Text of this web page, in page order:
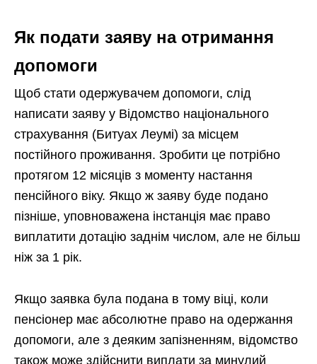
Як подати заяву на отримання
допомоги
Щоб стати одержувачем допомоги, слід
написати заяву у Відомство національного
страхування (Битуах Леумі) за місцем
постійного проживання. Зробити це потрібно
протягом 12 місяців з моменту настання
пенсійного віку. Якщо ж заяву буде подано
пізніше, уповноважена інстанція має право
виплатити дотацію заднім числом, але не більш
ніж за 1 рік.
Якщо заявка була подана в тому віці, коли
пенсіонер має абсолютне право на одержання
допомоги, але з деяким запізненням, відомство
також може здійснити виплати за минулий